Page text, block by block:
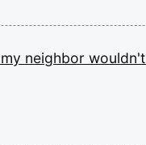
my neighbor wouldn't